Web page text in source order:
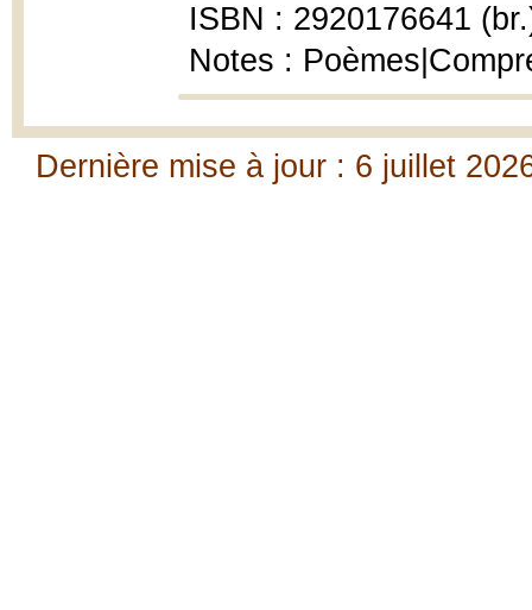
ISBN : 2920176641
Notes :
Dernière mise à jour : 6 juillet